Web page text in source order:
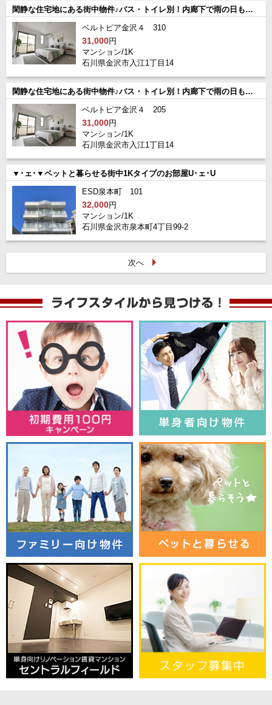
閑静な住宅地にある街中物件♪バス・トイレ別！内廊下で雨の日も安心です
ベルトピア金沢４ 310
31,000円
マンション/1K
石川県金沢市入江1丁目14
閑静な住宅地にある街中物件♪バス・トイレ別！内廊下で雨の日も安心です
ベルトピア金沢４ 205
31,000円
マンション/1K
石川県金沢市入江1丁目14
▼･ェ･▼ペットと暮らせる街中1Kタイプのお部屋U･ェ･U
ESD泉本町 101
32,000円
マンション/1K
石川県金沢市泉本町4丁目99-2
次へ